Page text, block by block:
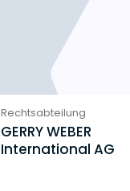
Rechtsabteilung
GERRY WEBER
International AG